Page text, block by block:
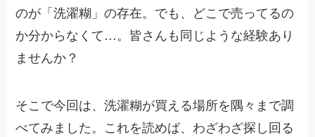
のが「洗濯糊」の存在。でも、どこで売ってるの
か分からなくて…。皆さんも同じような経験あり
ませんか？
そこで今回は、洗濯糊が買える場所を隅々まで調
べてみました。これを読めば、わざわざ探し回る